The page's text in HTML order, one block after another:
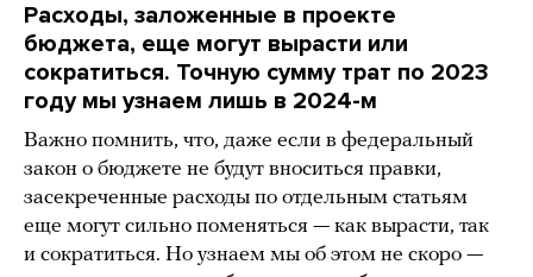
Расходы, заложенные в проекте
бюджета, еще могут вырасти или
сократиться. Точную сумму трат по 2023
году мы узнаем лишь в 2024-м
Важно помнить, что, даже если в федеральный
закон о бюджете не будут вноситься правки,
засекреченные расходы по отдельным статьям
еще могут сильно поменяться — как вырасти, так
и сократиться. Но узнаем мы об этом не скоро —